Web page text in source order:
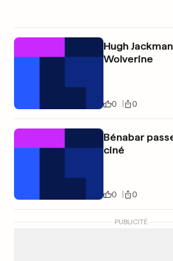
Hugh
Wolverine
0 0
Bénabar
ciné
0 0
PUBLICITÉ